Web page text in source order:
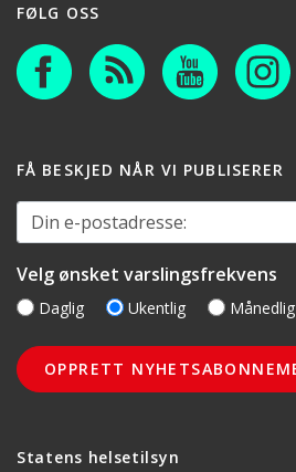
Statens helsetilsyn
FØLG OSS
FÅ BESKJED NÅR VI PUBLISERER
Din e-postadresse:
Velg ønsket varslingsfrekvens
Daglig Ukentlig Månedlig